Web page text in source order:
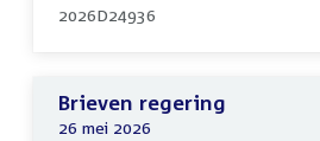
2026D24936
Brieven regering
26 mei 2026